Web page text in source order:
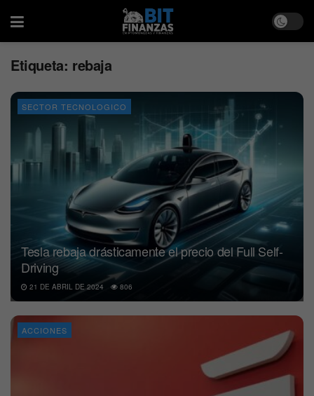
Etiqueta: rebaja
SECTOR TECNOLOGICO
Tesla rebaja drásticamente el precio del Full Self-
Driving
21 DE ABRIL DE 2024 806
ACCIONES